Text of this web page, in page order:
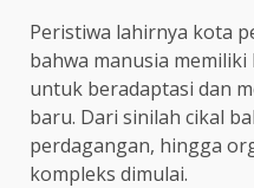
Peristiwa lahirnya kota
bahwa manusia
untuk beradaptasi dan
baru. Dari sinilah cikal
perdagangan, hingga
kompleks dimulai.